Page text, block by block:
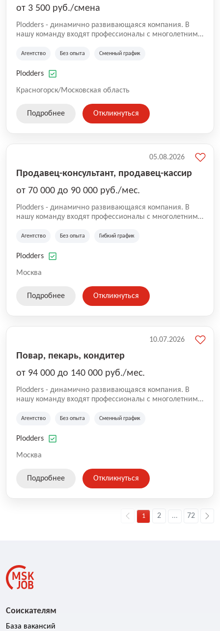
от 3 500 руб./смена
Plodders - динамично развивающаяся компания. В
нашу команду входят профессионалы с многолетним
на рынке аутсорсинга, а накопленный опыт позволяют
оказываемых услуг.
Агентство Без опыта Сменный график
Plodders
Красногорск/Московская область
Подробнее Откликнуться
Продавец-консультант, продавец-кассир
от 70 000 до 90 000 руб./мес.
Plodders - динамично развивающаяся компания. В
нашу команду входят профессионалы с многолетним
на рынке аутсорсинга, а накопленный опыт позволяют
оказываемых услуг.
Агентство Без опыта Гибкий график
Plodders
Москва
05.08.2026
Подробнее Откликнуться
Повар, пекарь, кондитер
от 94 000 до 140 000 руб./мес.
Plodders - динамично развивающаяся компания. В
нашу команду входят профессионалы с многолетним
на рынке аутсорсинга, а накопленный опыт позволяют
оказываемых услуг.
Агентство Без опыта Сменный график
Plodders
Москва
10.07.2026
Подробнее Откликнуться
1 2 ... 72
Соискателям
База вакансий